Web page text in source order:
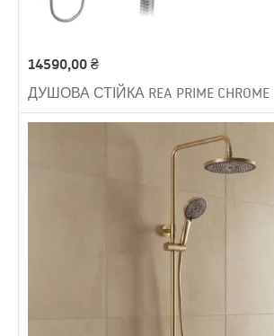
14590,00₴
ДУШОВА СТІЙКА REA PRIME CHROME